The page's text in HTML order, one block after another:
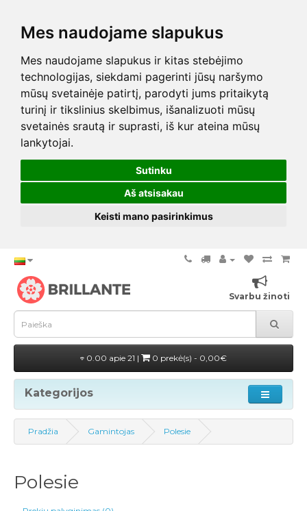
Mes naudojame slapukus
Mes naudojame slapukus ir kitas stebėjimo
technologijas, siekdami pagerinti jūsų naršymo
mūsų svetainėje patirtį, parodyti jums pritaikytą
turinį ir tikslinius skelbimus, išanalizuoti mūsų
svetainės srautą ir suprasti, iš kur ateina mūsų
lankytojai.
Sutinku
Aš atsisakau
Keisti mano pasirinkimus
Svarbu žinoti
0.00 apie 21 | 0 prekė(s) - 0,00€
Kategorijos
Pradžia Gamintojas Polesie
Polesie